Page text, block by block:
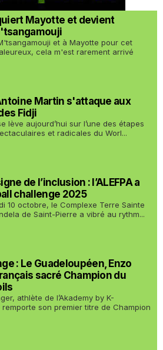
Mayotte et devient
et à Mayotte pour cet
cela m'est rarement arrivé
Martin s'attaque aux
Fidji
lève aujourd’hui sur l’une des étapes
et radicales du Worl...
de l’inclusion : l’ALEFPA a
challenge 2025
10 octobre, le Complexe Terre Sainte
de Saint-Pierre a vibré au rythm...
: Le Guadeloupéen, Enzo
sacré Champion du
athlète de l’Akademy by K-
son premier titre de Champion